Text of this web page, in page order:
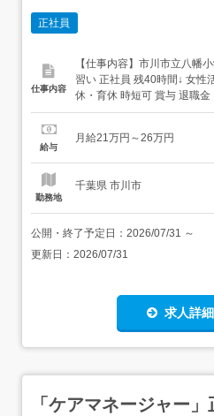
正社員
仕事内容
【仕事内容】市川市立八幡小学
習い 正社員 残40時間↓ 女性活躍中 月8日休↑ 社保完備 産
休・育休 時短可 賞与 退職金 まかない
間:2026/07/02～2026/08/06 求人情報 店舗の特徴 年間休日
交 通 都営新宿線「本八...
給与
月給21万円～26万円
勤務地
千葉県 市川市
公開・終了予定日： 2026/07/31 ～
更新日： 2026/07/31
求人詳
「ケアマネージャー